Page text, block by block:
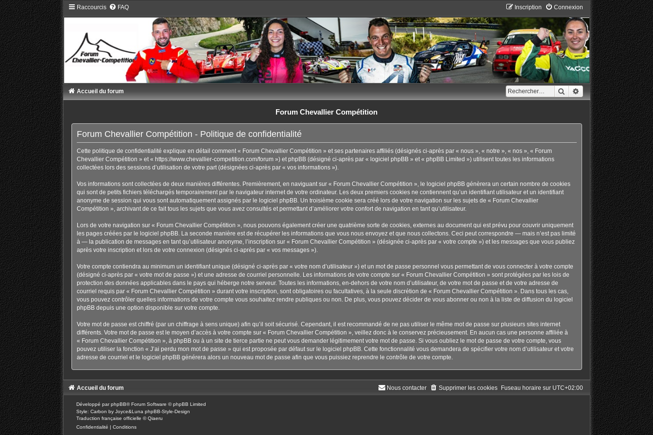
Raccourcis FAQ Connexion
Inscription
RechercherRecherche avancée
Accueil du forum
Forum Chevallier Compétition
Forum Chevallier Compétition - Politique de confidentialité
Cette politique de confidentialité explique en détail comment « Forum Chevallier Compétition » et ses partenaires affiliés (désignés ci-après par « nous », « notre », « nos », « Forum
Chevallier Compétition » et « https://www.chevallier-competition.com/forum ») et phpBB (désigné ci-après par « logiciel phpBB » et « phpBB Limited ») utilisent toutes les informations
collectées lors des sessions d’utilisation de votre part (désignées ci-après par « vos informations »).
Vos informations sont collectées de deux manières différentes. Premièrement, en naviguant sur « Forum Chevallier Compétition », le logiciel phpBB génèrera un certain nombre de cookies
qui sont de petits fichiers téléchargés temporairement par le navigateur internet de votre ordinateur. Les deux premiers cookies ne contiennent qu’un identifiant utilisateur et un identifiant
anonyme de session qui vous sont automatiquement assignés par le logiciel phpBB. Un troisième cookie sera créé lors de votre navigation sur les sujets de « Forum Chevallier
Compétition », archivant de ce fait tous les sujets que vous avez consultés et permettant d’améliorer votre confort de navigation en tant qu’utilisateur.
Lors de votre navigation sur « Forum Chevallier Compétition », nous pouvons également créer une quatrième sorte de cookies, externes au document qui est prévu pour couvrir uniquement
les pages créées par le logiciel phpBB. La seconde manière est de récupérer les informations que vous nous envoyez et que nous collectons. Ceci peut correspondre — mais n’est pas limité
à — la publication de messages en tant qu’utilisateur anonyme, l’inscription sur « Forum Chevallier Compétition » (désignée ci-après par « votre compte ») et les messages que vous publiez
après votre inscription et lors de votre connexion (désignés ci-après par « vos messages »).
Votre compte contiendra au minimum un identifiant unique (désigné ci-après par « votre nom d’utilisateur ») et un mot de passe personnel vous permettant de vous connecter à votre compte
(désigné ci-après par « votre mot de passe ») et une adresse de courriel personnelle. Les informations de votre compte sur « Forum Chevallier Compétition » sont protégées par les lois de
protection des données applicables dans le pays qui héberge notre serveur. Toutes les informations, en-dehors de votre nom d’utilisateur, de votre mot de passe et de votre adresse de
courriel requis par « Forum Chevallier Compétition » durant votre inscription, sont obligatoires ou facultatives, à la seule discrétion de « Forum Chevallier Compétition ». Dans tous les cas,
vous pouvez contrôler quelles informations de votre compte vous souhaitez rendre publiques ou non. De plus, vous pouvez décider de vous abonner ou non à la liste de diffusion du logiciel
phpBB depuis une option disponible sur votre compte.
Votre mot de passe est chiffré (par un chiffrage à sens unique) afin qu’il soit sécurisé. Cependant, il est recommandé de ne pas utiliser le même mot de passe sur plusieurs sites internet
différents. Votre mot de passe est le moyen d’accès à votre compte sur « Forum Chevallier Compétition », veillez donc à le conservez précieusement. En aucun cas une personne affiliée à
« Forum Chevallier Compétition », à phpBB ou à un site de tierce partie ne peut vous demander légitimement votre mot de passe. Si vous oubliez le mot de passe de votre compte, vous
pouvez utiliser la fonction « J’ai perdu mon mot de passe » qui est proposée par défaut sur le logiciel phpBB. Cette fonctionnalité vous demandera de spécifier votre nom d’utilisateur et votre
adresse de courriel et le logiciel phpBB générera alors un nouveau mot de passe afin que vous puissiez reprendre le contrôle de votre compte.
Accueil du forum Fuseau horaire sur UTC+02:00
Supprimer les cookies
Nous contacter
Développé parphpBB® Forum Software © phpBB Limited
Style: Carbon by Joyce&Luna phpBB-Style-Design
Traduction française officielle ©Qiaeru
Confidentialité | Conditions